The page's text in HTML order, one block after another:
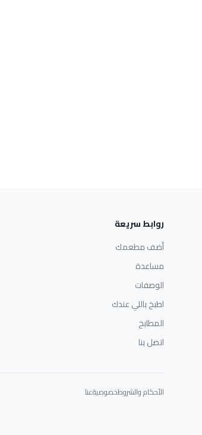
روابط سريعة
أضف مطعمك
مساعدة
الوصفات
اطبخ باللي عندك
المطابخ
اتصل بنا
الأحكام والشروطخصوصيةعنا